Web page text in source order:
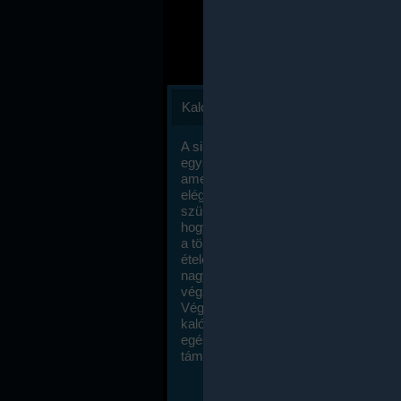
Kalóriaszámlálás
A sikeres fogyás titka valójában igen
egyszerű: égess több energiát, mint
amennyit beviszel. Természetesen
elég nagy fegyelemre és akaraterőre
szükség, de meglepődve fogod
hogy a kalóriaszámolás mennyire
a többi diétához képest. Itt nincsenek
ételek és a megengedett kalóriabevitelt
nagymértékben növelheted ha
végzel.
Végül, de nem utolsó sorban, a
kalóriaszámolás módszerét a legtöbb
egészségügyi szakorvos ajánlja és
támogatja.